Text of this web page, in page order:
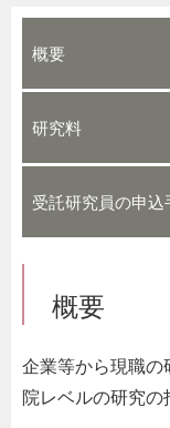
概要
研究料
受託研究員の申込
概要
企業等から現職の
院レベルの研究の